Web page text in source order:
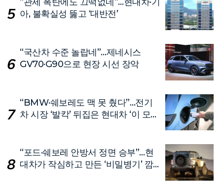
아, 불확실성 뚫고 ‘대반전’
“국산차 수준 놀랍네”…제네시스
GV70·G90으로 현장 시선 장악
“BMW·쉐보레도 맥 못 췄다”…전기
차 시장 ‘발칵’ 뒤집은 현대차 ‘이 모
“포드·쉐보레 안방서 정면 승부”…현
대차가 작심하고 만든 ‘비밀병기’ 깜